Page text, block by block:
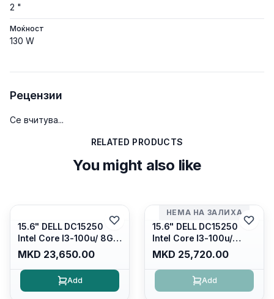
2 "
Моќност
130 W
Рецензии
Се вчитува...
RELATED PRODUCTS
You might also like
15.6" DELL DC15250
Intel Core I3-100u/ 8GB
DDR4/ 512GB SSD M.2/
Iris Xe Graphics/ 120Hz
Anti-glare LED Display/
Backlit Kb/ Platinum
MKD 23,650.00
Add
НЕМА НА ЗАЛИХА
15.6" DELL DC15250
Intel Core I3-100u/
16GB DDR4/ 512GB SSD
M.2/ Iris Xe Graphics/
120Hz Anti-glare LED
Display/ Backlit Kb/
MKD 25,720.00
Add